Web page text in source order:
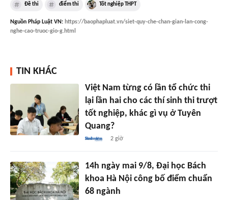
Đề thi điểm thi Tốt nghiệp THPT
Nguồn Pháp Luật VN: https://baophapluat.vn/siet-quy-che-chan-gian-lan-cong-
nghe-cao-truoc-gio-g.html
TIN KHÁC
Việt Nam từng có lần tổ chức thi
lại lần hai cho các thí sinh thi trượt
tốt nghiệp, khác gì vụ ở Tuyên
Quang?
2 giờ
14h ngày mai 9/8, Đại học Bách
khoa Hà Nội công bố điểm chuẩn
68 ngành